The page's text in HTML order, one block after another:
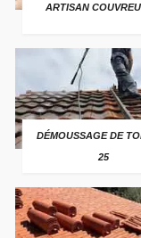
ARTISAN
DÉMOUSSAGE DE
25